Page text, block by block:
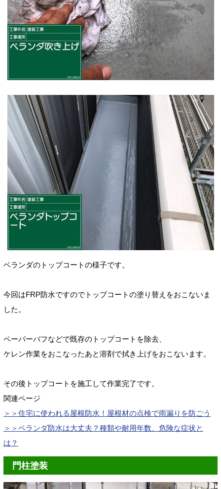
ベランダのトップコートの様子です。
今回はFRP防水ですのでトップコートの塗り替えをおこないま
した。
ペーパーバフなどで既存のトップコートを除去、
ケレン作業をおこなったあと溶剤で拭き上げをおこないます。
その後トップコートを施工して作業完了です。
関連ページ
＞＞ 住宅に使われる屋根防水！屋根材の点検で雨漏りを防ごう
＞＞ベランダ防水は大丈夫？種類や耐用年数、危険な症状と
は？
門柱塗装